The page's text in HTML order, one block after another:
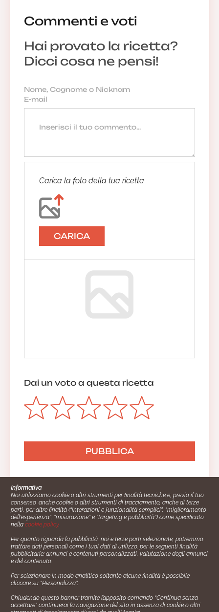
Commenti e voti
Hai provato la ricetta?
Dicci cosa ne pensi!
Carica la foto della tua ricetta
CARICA
Dai un voto a questa ricetta
Anonimo
23/11/2019 00:26:24
Anonimo
Anonimo
20/11/2019 23:10:23
Cucinare.it è un marchio commerciale di Impiego24.it s.r.l.
copyright 2014 - 2024 P.IVA: 03406490130
Azienda certiﬁcata ISO 27001 numero: SNR 73140386/89/I
- Azienda certiﬁcata ISO 9001 numero: SNR
Gestione consensi e categorie merceologiche marketing
Informativa
Noi utilizziamo cookie o altri strumenti per finalità tecniche e, previo il tuo
consenso, anche cookie o altri strumenti di tracciamento, anche di terze
parti, per altre finalità (“interazioni e funzionalità semplici”, “miglioramento
dell'esperienza”, “misurazione” e “targeting e pubblicità”) come specificato
nellacookie policy.
Per quanto riguarda la pubblicità, noi e terze parti selezionate, potremmo
trattare dati personali come i tuoi dati di utilizzo, per le seguenti finalità
pubblicitarie: annunci e contenuti personalizzati, valutazione degli annunci
e del contenuto.
Per selezionare in modo analitico soltanto alcune finalità è possibile
cliccare su “Personalizza”.
Chiudendo questo banner tramite l’apposito comando “Continua senza
accettare” continuerai la navigazione del sito in assenza di cookie o altri